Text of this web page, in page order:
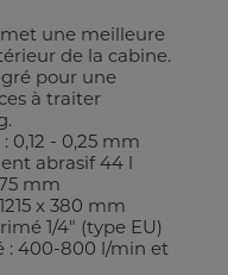
une meilleure
de la cabine.
pour une
à traiter
0,12 - 0,25 mm
abrasif 44 l
mm
x 380 mm
1/4" (type EU)
: 400-800 l/min et